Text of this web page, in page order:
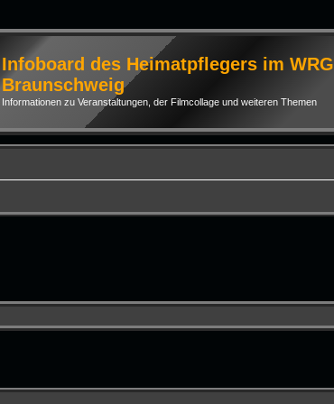
Infoboard des Heimatpflegers im WRG
Braunschweig
Informationen zu Veranstaltungen, der Filmcollage und weiteren Themen